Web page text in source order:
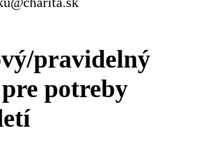
pravidelný
potreby